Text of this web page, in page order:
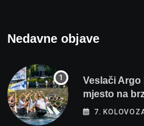
Nedavne objave
Veslači Argo
mjesto na
7.